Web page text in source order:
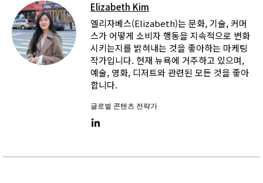
Elizabeth Kim
엘리자베스(Elizabeth)는 문화, 기술, 커머
스가 어떻게 소비자 행동을 지속적으로 변화
시키는지를 밝혀내는 것을 좋아하는 마케팅
작가입니다. 현재 뉴욕에 거주하고 있으며,
예술, 영화, 디저트와 관련된 모든 것을 좋아
합니다.
글로벌 콘텐츠 전략가
LinkedIn link